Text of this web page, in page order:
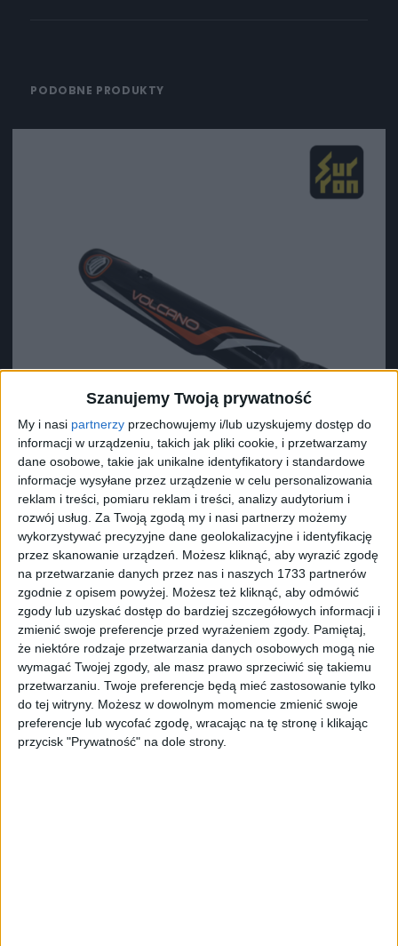
Szanujemy Twoją prywatność
My i nasi partnerzy przechowujemy i/lub uzyskujemy dostęp do
informacji w urządzeniu, takich jak pliki cookie, i przetwarzamy
dane osobowe, takie jak unikalne identyfikatory i standardowe
informacje wysyłane przez urządzenie w celu personalizowania
reklam i treści, pomiaru reklam i treści, analizy audytorium i
rozwój usług. Za Twoją zgodą my i nasi partnerzy możemy
wykorzystywać precyzyjne dane geolokalizacyjne i identyfikację
przez skanowanie urządzeń. Możesz kliknąć, aby wyrazić zgodę
na przetwarzanie danych przez nas i naszych 1733 partnerów
zgodnie z opisem powyżej. Możesz też kliknąć, aby odmówić
zgody lub uzyskać dostęp do bardziej szczegółowych informacji i
zmienić swoje preferencje przed wyrażeniem zgody. Pamiętaj,
że niektóre rodzaje przetwarzania danych osobowych mogą nie
wymagać Twojej zgody, ale masz prawo sprzeciwić się takiemu
przetwarzaniu. Twoje preferencje będą mieć zastosowanie tylko
do tej witryny. Możesz w dowolnym momencie zmienić swoje
preferencje lub wycofać zgodę, wracając na tę stronę i klikając
przycisk "Prywatność" na dole strony.
PODOBNE PRODUKTY
Surron Prawa osłona amortyzatora Light Bee L1E X
DNM
43,67zł
ZOBACZ WIĘCEJ